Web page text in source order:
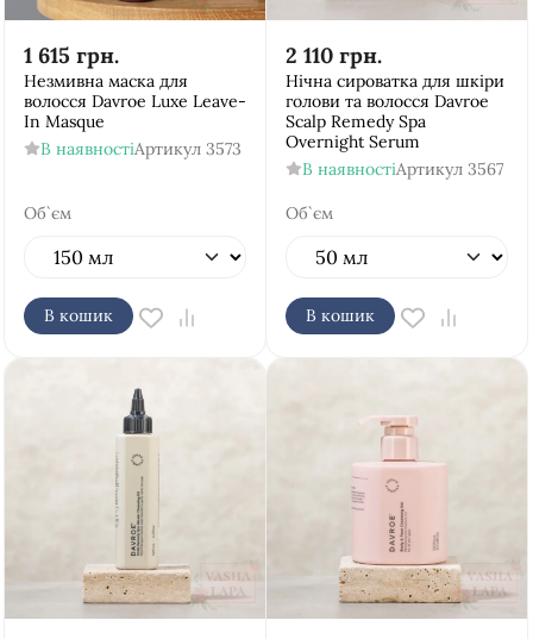
1 615 грн.
Незмивна маска для
волосся Davroe Luxe Leave-
In Masque
В наявностіАртикул 3573
Об`єм
В кошик
2 110 грн.
Нічна сироватка для шкіри
голови та волосся Davroe
Scalp Remedy Spa
Overnight Serum
В наявностіАртикул 3567
Об`єм
В кошик